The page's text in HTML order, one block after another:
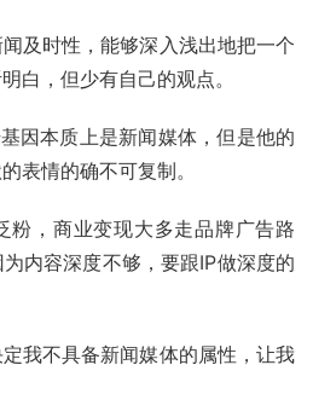
及时性，能够深入浅出地把一个
白，但少有自己的观点。
因本质上是新闻媒体，但是他的
表情的确不可复制。
粉，商业变现大多走品牌广告路
内容深度不够，要跟IP做深度的
我不具备新闻媒体的属性，让我